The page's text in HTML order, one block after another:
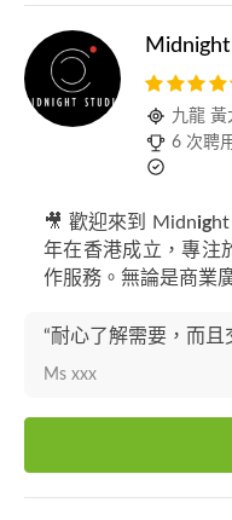
九龍 黃
6 次聘
🎥 歡迎來到 Midnight
年在香港成立，專注
作服務。無論是商業
“耐心了解需要，而且
Ms xxx